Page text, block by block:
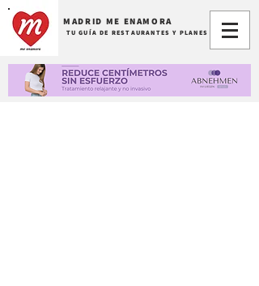
MADRID ME ENAMORA
TU GUÍA DE RESTAURANTES Y PLANES